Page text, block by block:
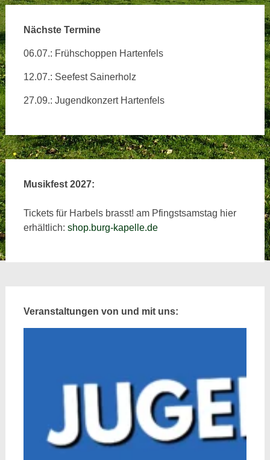
Nächste Termine
06.07.: Frühschoppen Hartenfels
12.07.: Seefest Sainerholz
27.09.: Jugendkonzert Hartenfels
Musikfest 2027:
Tickets für Harbels brasst! am Pfingstsamstag hier
erhältlich: shop.burg-kapelle.de
Veranstaltungen von und mit uns: